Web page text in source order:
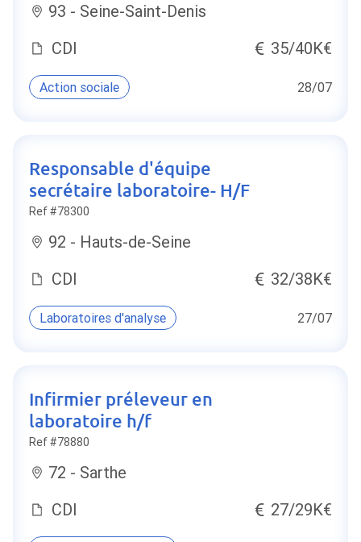
93 - Seine-Saint-Denis
CDI
35/40K€
Action sociale 28/07
Responsable d'équipe
secrétaire laboratoire- H/F
Ref #78300
92 - Hauts-de-Seine
CDI
32/38K€
Laboratoires d'analyse 27/07
Infirmier préleveur en
laboratoire h/f
Ref #78880
72 - Sarthe
CDI
27/29K€